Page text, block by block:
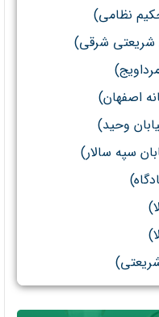
نظامی)
شریعتی شرقی)
اصفهان)
وحید)
سپه سالار)